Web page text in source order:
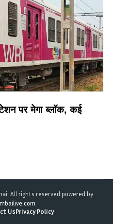
पर मेगा ब्लॉक, कई
All rights reserved powered by
UsPrivacy Policy